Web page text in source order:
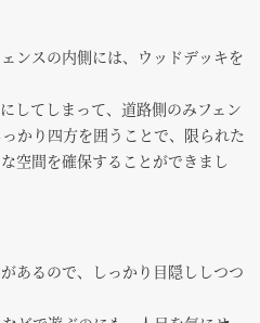
ンスの内側には、ウッドデッキを
してしまって、道路側のみフェン
かり四方を囲うことで、限られた
空間を確保することができまし
あるので、しっかり目隠ししつつ